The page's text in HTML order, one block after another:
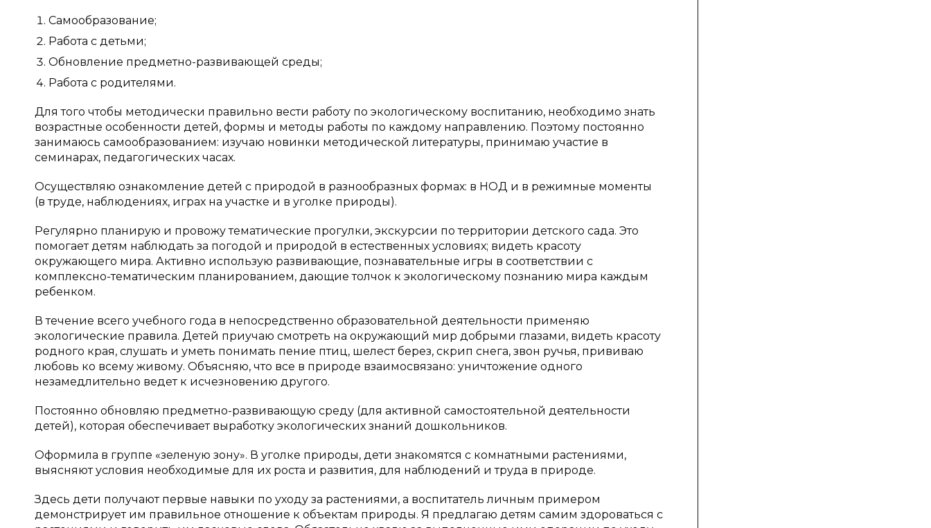
Самообразование;
Работа с детьми;
Обновление предметно-развивающей среды;
Работа с родителями.
Для того чтобы методически правильно вести работу по экологическому воспитанию, необходимо знать
возрастные особенности детей, формы и методы работы по каждому направлению. Поэтому постоянно
занимаюсь самообразованием: изучаю новинки методической литературы, принимаю участие в
семинарах, педагогических часах.
Осуществляю ознакомление детей с природой в разнообразных формах: в НОД и в режимные моменты
(в труде, наблюдениях, играх на участке и в уголке природы).
Регулярно планирую и провожу тематические прогулки, экскурсии по территории детского сада. Это
помогает детям наблюдать за погодой и природой в естественных условиях; видеть красоту
окружающего мира. Активно использую развивающие, познавательные игры в соответствии с
комплексно-тематическим планированием, дающие толчок к экологическому познанию мира каждым
ребенком.
В течение всего учебного года в непосредственно образовательной деятельности применяю
экологические правила. Детей приучаю смотреть на окружающий мир добрыми глазами, видеть красоту
родного края, слушать и уметь понимать пение птиц, шелест берез, скрип снега, звон ручья, прививаю
любовь ко всему живому. Объясняю, что все в природе взаимосвязано: уничтожение одного
незамедлительно ведет к исчезновению другого.
Постоянно обновляю предметно-развивающую среду (для активной самостоятельной деятельности
детей), которая обеспечивает выработку экологических знаний дошкольников.
Оформила в группе «зеленую зону». В уголке природы, дети знакомятся с комнатными растениями,
выясняют условия необходимые для их роста и развития, для наблюдений и труда в природе.
Здесь дети получают первые навыки по уходу за растениями, а воспитатель личным примером
демонстрирует им правильное отношение к объектам природы. Я предлагаю детям самим здороваться с